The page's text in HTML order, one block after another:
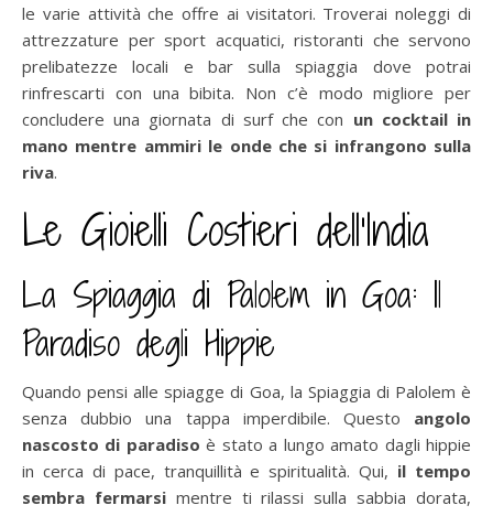
le varie attività che offre ai visitatori. Troverai noleggi di
attrezzature per sport acquatici, ristoranti che servono
prelibatezze locali e bar sulla spiaggia dove potrai
rinfrescarti con una bibita. Non c’è modo migliore per
concludere una giornata di surf che con un cocktail in
mano mentre ammiri le onde che si infrangono sulla
riva.
Le Gioielli Costieri dell’India
La Spiaggia di Palolem in Goa: Il
Paradiso degli Hippie
Quando pensi alle spiagge di Goa, la Spiaggia di Palolem è
senza dubbio una tappa imperdibile. Questo angolo
nascosto di paradiso è stato a lungo amato dagli hippie
in cerca di pace, tranquillità e spiritualità. Qui, il tempo
sembra fermarsimentre ti rilassi sulla sabbia dorata,